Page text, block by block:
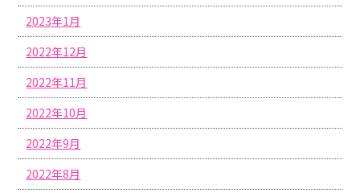
2023年1月
2022年12月
2022年11月
2022年10月
2022年9月
2022年8月